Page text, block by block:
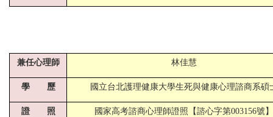
兼任心理師 林佳慧
學 歷 國立台北護理健康大學生死與健康心理諮商系碩
證 照 國家高考諮商心理師證照【諮心字第003156號】